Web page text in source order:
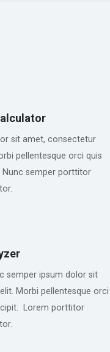
sit amet, consectetur
pellentesque orci quis
Nunc semper porttitor
semper ipsum dolor sit
Morbi pellentesque orci
Lorem porttitor